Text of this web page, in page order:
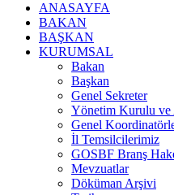
ANASAYFA
BAKAN
BAŞKAN
KURUMSAL
Bakan
Başkan
Genel Sekreter
Yönetim Kurulu ve
Genel
İl Temsilcilerimiz
GOSBF Branş
Mevzuatlar
Döküman Arşivi